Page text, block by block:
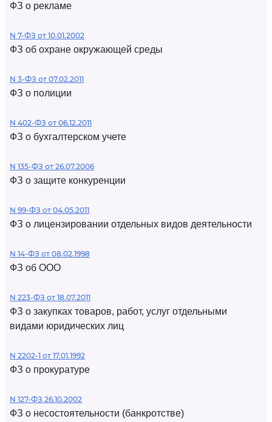
ФЗ о рекламе
N 7-ФЗ от 10.01.2002
ФЗ об охране окружающей среды
N 3-ФЗ от 07.02.2011
ФЗ о полиции
N 402-ФЗ от 06.12.2011
ФЗ о бухгалтерском учете
N 135-ФЗ от 26.07.2006
ФЗ о защите конкуренции
N 99-ФЗ от 04.05.2011
ФЗ о лицензировании отдельных видов деятельности
N 14-ФЗ от 08.02.1998
ФЗ об ООО
N 223-ФЗ от 18.07.2011
ФЗ о закупках товаров, работ, услуг отдельными
видами юридических лиц
N 2202-1 от 17.01.1992
ФЗ о прокуратуре
N 127-ФЗ 26.10.2002
ФЗ о несостоятельности (банкротстве)